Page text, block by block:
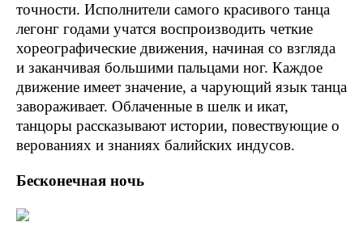
точности. Исполнители самого красивого танца
легонг годами учатся воспроизводить четкие
хореографические движения, начиная со взгляда
и заканчивая большими пальцами ног. Каждое
движение имеет значение, а чарующий язык танца
завораживает. Облаченные в шелк и икат,
танцоры рассказывают истории, повествующие о
верованиях и знаниях балийских индусов.
Бесконечная ночь